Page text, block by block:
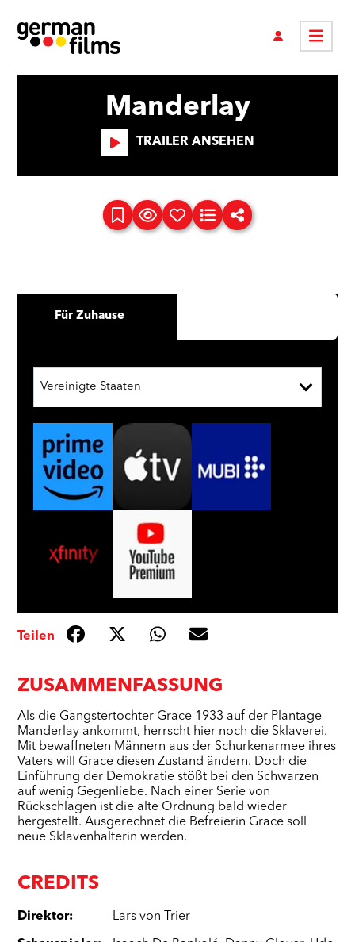
Manderlay
TRAILER ANSEHEN
ZUSAMMENFASSUNG
Als die Gangstertochter Grace 1933 auf der Plantage
Manderlay ankommt, herrscht hier noch die Sklaverei.
Mit bewaffneten Männern aus der Schurkenarmee ihres
Vaters will Grace diesen Zustand ändern. Doch die
Einführung der Demokratie stößt bei den Schwarzen
auf wenig Gegenliebe. Nach einer Serie von
Rückschlagen ist die alte Ordnung bald wieder
hergestellt. Ausgerechnet die Befreierin Grace soll
neue Sklavenhalterin werden.
CREDITS
Direktor: Lars von Trier
Für Zuhause
Vereinigte Staaten
Teilen